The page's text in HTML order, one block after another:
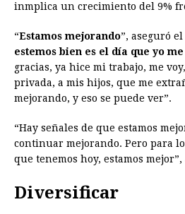
inmplica un crecimiento del 9%
“Estamos mejorando”, aseguró
estemos bien es el día que yo
gracias, ya hice mi trabajo, me
privada, a mis hijos, que me
mejorando, y eso se puede ver”.
“Hay señales de que estamos
continuar mejorando. Pero para
que tenemos hoy, estamos
Diversificar